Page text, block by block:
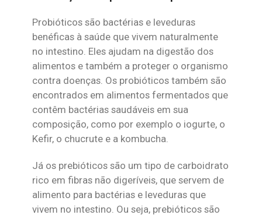
Probióticos são bactérias e leveduras
benéficas à saúde que vivem naturalmente
no intestino. Eles ajudam na digestão dos
alimentos e também a proteger o organismo
contra doenças. Os probióticos também são
encontrados em alimentos fermentados que
contêm bactérias saudáveis em sua
composição, como por exemplo o iogurte, o
Kefir, o chucrute e a kombucha.
Já os prebióticos são um tipo de carboidrato
rico em fibras não digeríveis, que servem de
alimento para bactérias e leveduras que
vivem no intestino. Ou seja, prebióticos são